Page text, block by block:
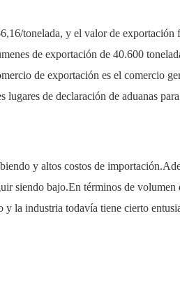
tonelada, y el valor de
de exportación de 40.600
de exportación es el comercio
de declaración de aduanas
y altos costos de
siendo bajo.En términos de volumen
la industria todavía tiene cierto